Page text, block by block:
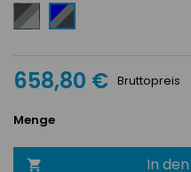
Noir
/
/
Argent
Bleu
/
/
Anthracite
658,80 € Bruttopreis
Menge
 In